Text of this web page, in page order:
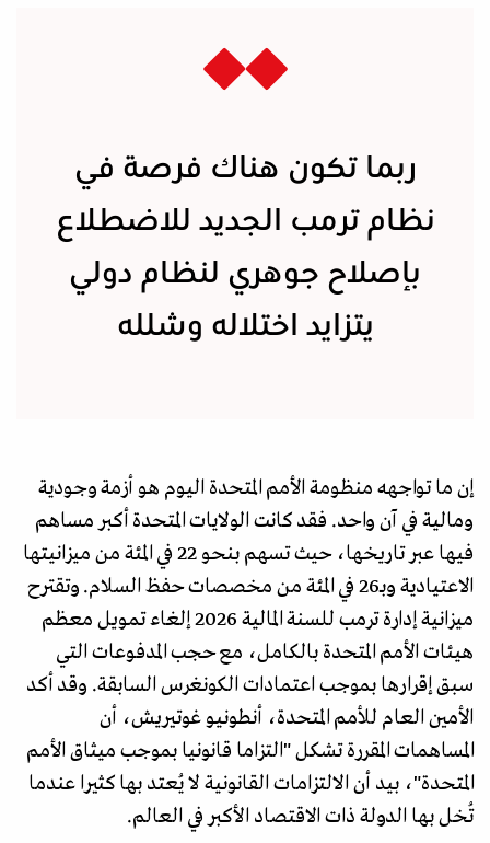
ربما تكون هناك فرصة في
نظام ترمب الجديد للاضطلاع
بإصلاح جوهري لنظام دولي
يتزايد اختلاله وشلله
إن ما تواجهه منظومة الأمم المتحدة اليوم هو أزمة وجودية
ومالية في آن واحد. فقد كانت الولايات المتحدة أكبر مساهم
فيها عبر تاريخها، حيث تسهم بنحو 22 في المئة من ميزانيتها
الاعتيادية وبـ26 في المئة من مخصصات حفظ السلام. وتقترح
ميزانية إدارة ترمب للسنة المالية 2026 إلغاء تمويل معظم
هيئات الأمم المتحدة بالكامل، مع حجب المدفوعات التي
سبق إقرارها بموجب اعتمادات الكونغرس السابقة. وقد أكد
الأمين العام للأمم المتحدة، أنطونيو غوتيريش، أن
المساهمات المقررة تشكل "التزاما قانونيا بموجب ميثاق الأمم
المتحدة"، بيد أن الالتزامات القانونية لا يُعتد بها كثيرا عندما
تُخل بها الدولة ذات الاقتصاد الأكبر في العالم.